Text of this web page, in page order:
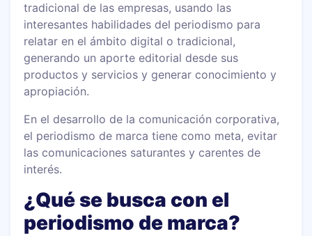
tradicional de las empresas, usando las
interesantes habilidades del periodismo para
relatar en el ámbito digital o tradicional,
generando un aporte editorial desde sus
productos y servicios y generar conocimiento y
apropiación.
En el desarrollo de la comunicación corporativa,
el periodismo de marca tiene como meta, evitar
las comunicaciones saturantes y carentes de
interés.
¿Qué se busca con el
periodismo de marca?